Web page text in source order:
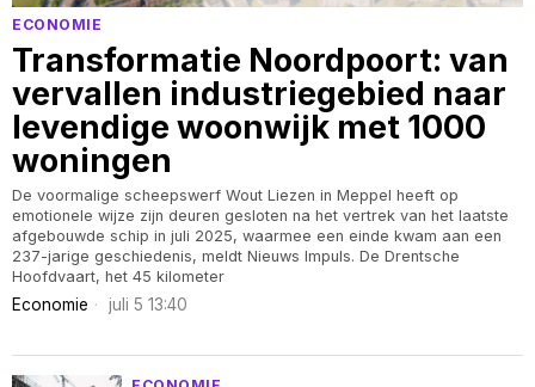
ECONOMIE
Transformatie Noordpoort: van
vervallen industriegebied naar
levendige woonwijk met 1000
woningen
De voormalige scheepswerf Wout Liezen in Meppel heeft op
emotionele wijze zijn deuren gesloten na het vertrek van het laatste
afgebouwde schip in juli 2025, waarmee een einde kwam aan een
237-jarige geschiedenis, meldt Nieuws Impuls. De Drentsche
Hoofdvaart, het 45 kilometer
Economie juli 5 13:40